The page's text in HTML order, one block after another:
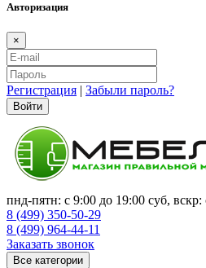
Авторизация
×
Регистрация | Забыли пароль?
Войти
пнд-пятн: с 9:00 до 19:00 суб, вскр:
8 (499) 350-50-29
8 (499) 964-44-11
Заказать звонок
Все категории